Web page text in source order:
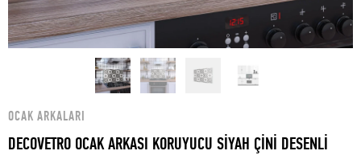
OCAK ARKALARI
DECOVETRO OCAK ARKASI KORUYUCU SİYAH ÇİNİ DESENLİ